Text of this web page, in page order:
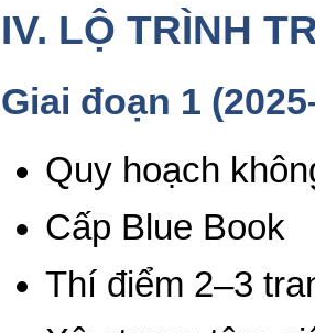
IV. LỘ TRÌNH
Giai đoạn 1
Quy hoạch
Cấp Blue Book
Thí điểm 2–3